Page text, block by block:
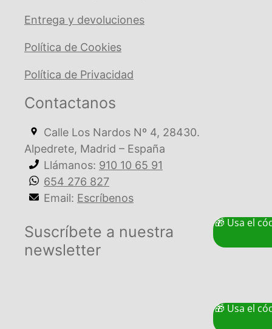
Entrega y devoluciones
Política de Cookies
Política de Privacidad
Contactanos
Calle Los Nardos Nº 4, 28430.
Alpedrete, Madrid – España
Llámanos: 910 10 65 91
654 276 827
Email: Escríbenos
Suscríbete a nuestra
newsletter
🎁 Usa el
🎁 Usa el